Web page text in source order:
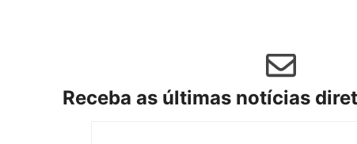
Receba as últimas notícias